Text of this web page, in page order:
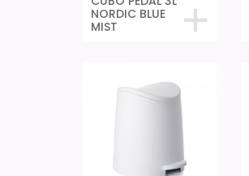
NORDIC BLUE
MIST